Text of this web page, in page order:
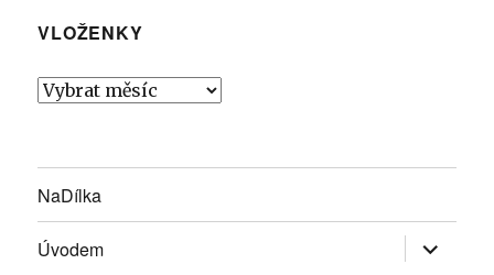
VLOŽENKY
Vloženky
NaDílka
Úvodem Zobrazit